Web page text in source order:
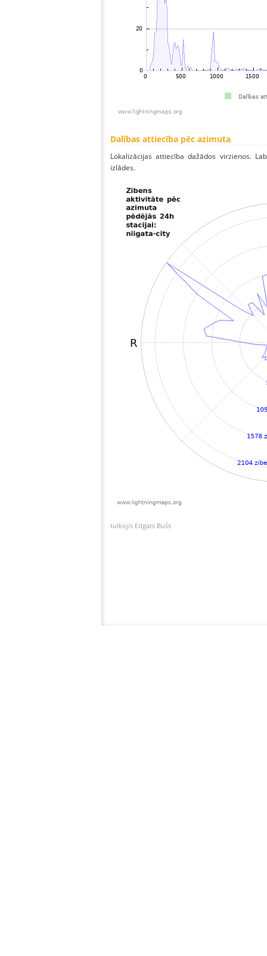
Dalības attiecība pēc azimuta
Lokalizācijas attiecība dažādos virzienos.
izlādes.
tulkojis Edgars Bušs